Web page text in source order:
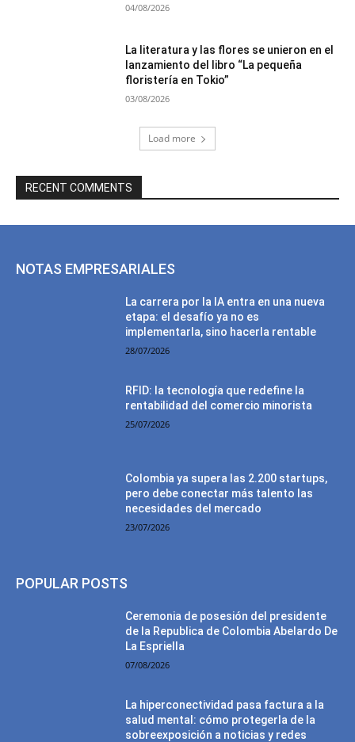
04/08/2026
La literatura y las flores se unieron en el
lanzamiento del libro “La pequeña
floristería en Tokio”
03/08/2026
Load more
RECENT COMMENTS
NOTAS EMPRESARIALES
La carrera por la IA entra en una nueva
etapa: el desafío ya no es
implementarla, sino hacerla rentable
28/07/2026
RFID: la tecnología que redefine la
rentabilidad del comercio minorista
25/07/2026
Colombia ya supera las 2.200 startups,
pero debe conectar más talento las
necesidades del mercado
23/07/2026
POPULAR POSTS
Ceremonia de posesión del presidente
de la Republica de Colombia Abelardo De
La Espriella
07/08/2026
La hiperconectividad pasa factura a la
salud mental: cómo protegerla de la
sobreexposición a noticias y redes